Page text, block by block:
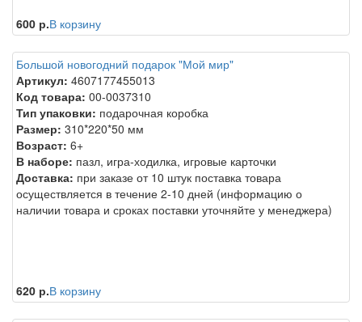
600 р.В корзину
Большой новогодний подарок "Мой мир"
Артикул: 4607177455013
Код товара: 00-0037310
Тип упаковки: подарочная коробка
Размер: 310*220*50 мм
Возраст: 6+
В наборе: пазл, игра-ходилка, игровые карточки
Доставка: при заказе от 10 штук поставка товара
осуществляется в течение 2-10 дней (информацию о
наличии товара и сроках поставки уточняйте у менеджера)
620 р.В корзину